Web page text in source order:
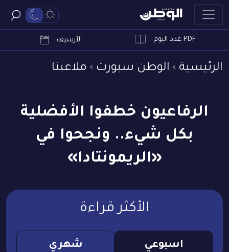
PDF عدد اليوم الأرشيف
الرئيسية الوطن سبورت ملاعبنا
الرفاعيون خطفوا الأفضلية
بكل شيء.. ونجحوا في
«الريمونتادا»
الأكثر قراءة
اسبوعي شهري